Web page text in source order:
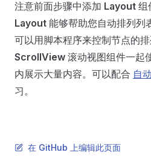
注意前面步骤中添加 Layout 组
Layout 能够帮助您自动排列列
可以用脚本程序来控制节点的
ScrollView 滚动视图组件一起
内展示大量内容。可以配合 自
习。
在 GitHub 上编辑此页面